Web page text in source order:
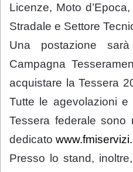
Licenze, Moto
Stradale e Settore
Una postazione
Campagna
acquistare la Tessera
Tutte le agevolazioni
Tessera federale sono
dedicato
Presso lo stand,